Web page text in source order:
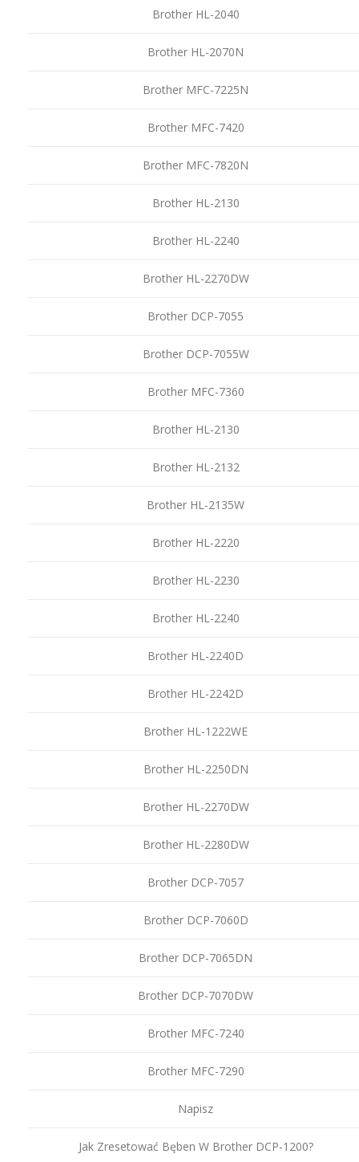
Brother HL-2040
Brother HL-2070N
Brother MFC-7225N
Brother MFC-7420
Brother MFC-7820N
Brother HL-2130
Brother HL-2240
Brother HL-2270DW
Brother DCP-7055
Brother DCP-7055W
Brother MFC-7360
Brother HL-2130
Brother HL-2132
Brother HL-2135W
Brother HL-2220
Brother HL-2230
Brother HL-2240
Brother HL-2240D
Brother HL-2242D
Brother HL-1222WE
Brother HL-2250DN
Brother HL-2270DW
Brother HL-2280DW
Brother DCP-7057
Brother DCP-7060D
Brother DCP-7065DN
Brother DCP-7070DW
Brother MFC-7240
Brother MFC-7290
Napisz
Jak Zresetować Bęben W Brother DCP-1200?